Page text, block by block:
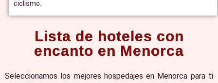
ciclismo.
Lista de hoteles con
encanto en Menorca
Seleccionamos los mejores hospedajes en Menorca para ti